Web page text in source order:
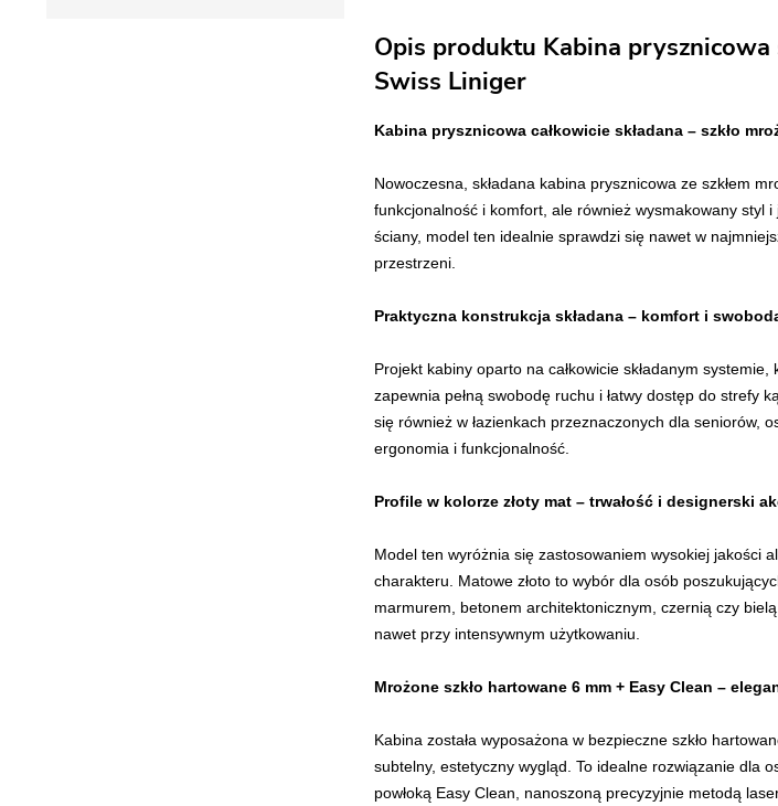
Opis produktu Kabina prysznicowa
Swiss Liniger
Kabina prysznicowa całkowicie składana – szkło
Nowoczesna, składana kabina prysznicowa ze szkłem
funkcjonalność i komfort, ale również wysmakowany styl
ściany, model ten idealnie sprawdzi się nawet w
przestrzeni.
Praktyczna konstrukcja składana – komfort i
Projekt kabiny oparto na całkowicie składanym
zapewnia pełną swobodę ruchu i łatwy dostęp do strefy
się również w łazienkach przeznaczonych dla seniorów,
ergonomia i funkcjonalność.
Profile w kolorze złoty mat – trwałość i designerski
Model ten wyróżnia się zastosowaniem wysokiej jakości
charakteru. Matowe złoto to wybór dla osób
marmurem, betonem architektonicznym, czernią czy
nawet przy intensywnym użytkowaniu.
Mrożone szkło hartowane 6 mm + Easy Clean –
Kabina została wyposażona w bezpieczne szkło
subtelny, estetyczny wygląd. To idealne rozwiązanie dla
powłoką Easy Clean, nanoszoną precyzyjnie metodą